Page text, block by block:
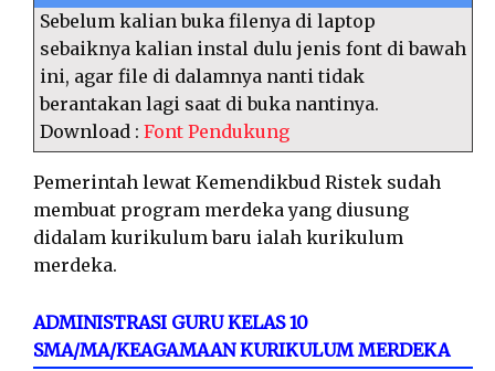
Sebelum kalian buka filenya di laptop
sebaiknya kalian instal dulu jenis font di bawah
ini, agar file di dalamnya nanti tidak
berantakan lagi saat di buka nantinya.
Download : Font Pendukung
Pemerintah lewat Kemendikbud Ristek sudah
membuat program merdeka yang diusung
didalam kurikulum baru ialah kurikulum
merdeka.
ADMINISTRASI GURU KELAS 10
SMA/MA/KEAGAMAAN KURIKULUM MERDEKA